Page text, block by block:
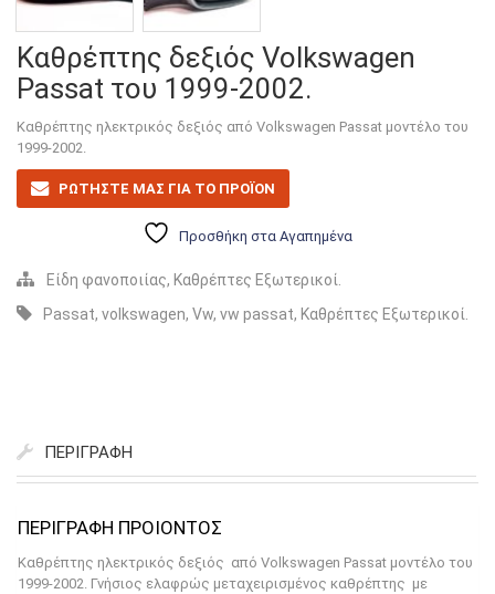
Καθρέπτης δεξιός Volkswagen
Passat του 1999-2002.
Καθρέπτης ηλεκτρικός δεξιός από Volkswagen Passat μοντέλο του
1999-2002.
ΡΩΤΗΣΤΕ ΜΑΣ ΓΙΑ ΤΟ ΠΡΟΪΟΝ
Προσθήκη στα Αγαπημένα
Είδη φανοποιίας, Καθρέπτες Εξωτερικοί.
Passat, volkswagen, Vw, vw passat, Καθρέπτες Εξωτερικοί.
ΠΕΡΙΓΡΑΦΉ
Καθρέπτης ηλεκτρικός δεξιός από Volkswagen Passat μοντέλο του
1999-2002. Γνήσιος ελαφρώς μεταχειρισμένος καθρέπτης με